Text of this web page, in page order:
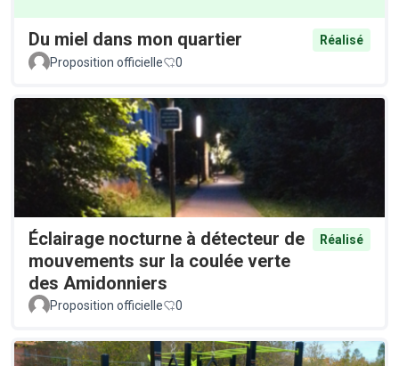
Du miel dans mon quartier
Réalisé
Proposition officielle
0
Éclairage nocturne à détecteur de
mouvements sur la coulée verte
des Amidonniers
Réalisé
Proposition officielle 0